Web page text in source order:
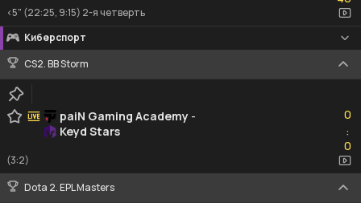
<5" (22:25, 9:15) 2-я четверть
Киберспорт
CS2. BB Storm
paiN Gaming Academy -
Keyd Stars
0
:0
0
(3:2)
Dota 2. EPL Masters